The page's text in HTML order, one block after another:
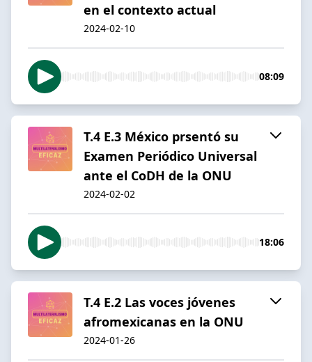
en el contexto actual
2024-02-10
08:09
T.4 E.3 México prsentó su
Examen Periódico Universal
ante el CoDH de la ONU
2024-02-02
18:06
T.4 E.2 Las voces jóvenes
afromexicanas en la ONU
2024-01-26